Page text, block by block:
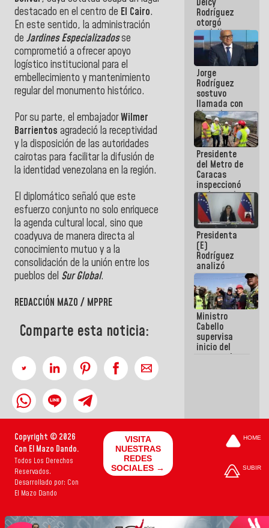
destacado en el centro de El Cairo.
En este sentido, la administración
de Jardines Especializadosse
comprometió a ofrecer apoyo
logístico institucional para el
embellecimiento y mantenimiento
regular del monumento histórico.
Por su parte, el embajadorWilmer
Barrientos agradeció la receptividad
y la disposición de las autoridades
cairotas para facilitar la difusión de
la identidad venezolana en la región.
El diplomático señaló que este
esfuerzo conjunto no solo enriquece
la agenda cultural local, sino que
coadyuva de manera directa al
conocimiento mutuo y a la
consolidación de la unión entre los
pueblos del Sur Global.
REDACCIÓN MAZO / MPPRE
Comparte esta noticia:
planes de
acción
Rodríguez
otorgó
medalla
"Héroe de
Venezuela"
a servidores
públicos
Jorge
Rodríguez
sostuvo
llamada con
Dinorah
Figuera y
acuerdan
primer
encuentro
presencial
para el
diálogo
Presidente
del Metro de
Caracas
inspeccionó
trabajos de
rehabilitación
y
modernización
de la vía
férrea
Presidenta
(E)
Rodríguez
analizó
junto a
gobernadores
planes de
recuperación
del Sistema
Eléctrico
Nacional
Ministro
Cabello
supervisa
inicio del
proceso de
La Guaira
Copyright © 2026
Con El Mazo Dando.
Todos Los Derechos
Reservados.
Desarrollado por: Con
El Mazo Dando
VISITA
NUESTRAS
REDES
SOCIALES →
HOME
SUBIR